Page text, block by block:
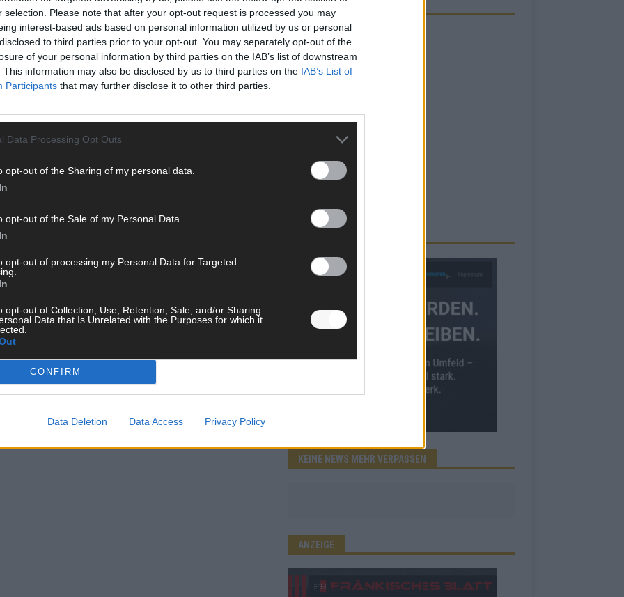
selection. Please note that after your opt-out request is processed you may
interest-based ads based on personal information utilized by us or personal
to third parties prior to your opt-out. You may separately opt-out of the
of your personal information by third parties on the IAB’s list of downstream
This information may also be disclosed by us to third parties on the IAB’s List of
Participants that may further disclose it to other third parties.
Data Processing Opt Outs
opt-out of the Sharing of my personal data.
opt-out of the Sale of my Personal Data.
opt-out of processing my Personal Data for Targeted
opt-out of Collection, Use, Retention, Sale, and/or Sharing
Data that Is Unrelated with the Purposes for which it
CONFIRM
Data Deletion Data Access Privacy Policy
ANZEIGE
KEINE NEWS MEHR VERPASSEN
ANZEIGE